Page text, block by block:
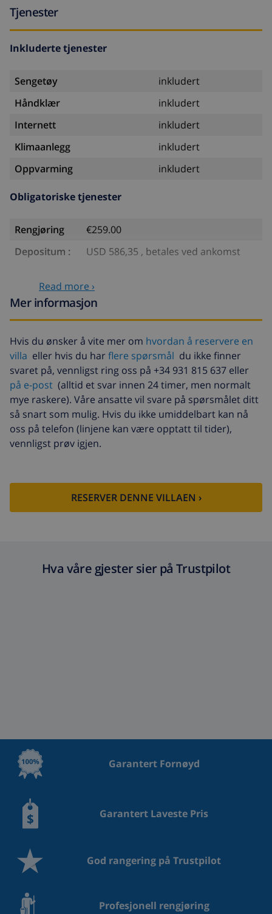
Tjenester
Inkluderte tjenester
Sengetøy
inkludert
Håndklær
inkludert
Internett
inkludert
Klimaanlegg
inkludert
Oppvarming
inkludert
Obligatoriske tjenester
Rengjøring
€259.00
Depositum :
USD 586,35 , betales ved ankomst
Valgfrie tjenester
Ekstra seng
USD 14,07 per dag
Avbestillingsdepositum:
4.80% av totalbeløp
Read more ›
Mer informasjon
Hvis du ønsker å vite mer om hvordan å reservere en
villa eller hvis du har flere spørsmål du ikke finner
svaret på, vennligst ring oss på +34 931 815 637 eller
på e-post (alltid et svar innen 24 timer, men normalt
mye raskere). Våre ansatte vil svare på spørsmålet ditt
så snart som mulig. Hvis du ikke umiddelbart kan nå
oss på telefon (linjene kan være opptatt til tider),
vennligst prøv igjen.
RESERVER DENNE VILLAEN ›
Hva våre gjester sier på Trustpilot
Garantert Fornøyd
Garantert Laveste Pris
God rangering på Trustpilot
Profesjonell rengjøring